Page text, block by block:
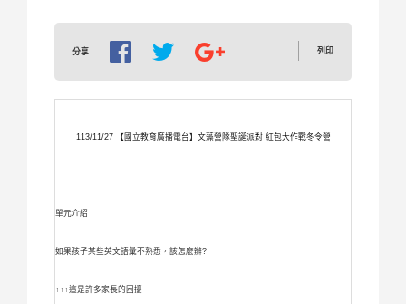
分享 列印
113/11/27 【國立教育廣播電台】文藻營隊聖誕派對 紅包大作戰冬令營
單元介紹
如果孩子某些英文語彙不熟悉，該怎麼辦?
↑↑↑這是許多家長的困擾